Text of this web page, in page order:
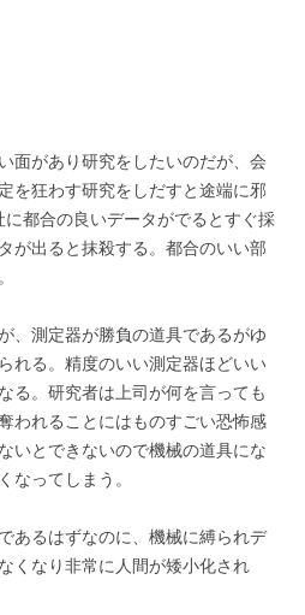
面があり研究をしたいのだが、会
を狂わす研究をしだすと途端に邪
都合の良いデータがでるとすぐ採
が出ると抹殺する。都合のいい部
、測定器が勝負の道具であるがゆ
れる。精度のいい測定器ほどいい
る。研究者は上司が何を言っても
われることにはものすごい恐怖感
いとできないので機械の道具にな
なってしまう。
あるはずなのに、機械に縛られデ
くなり非常に人間が矮小化され